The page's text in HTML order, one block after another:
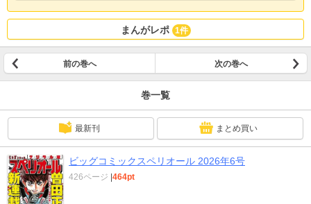
まんがレポ 1件
前の巻へ 次の巻へ
巻一覧
最新刊 まとめ買い
ビッグコミックスペリオール 2026年6号
426ページ |464pt